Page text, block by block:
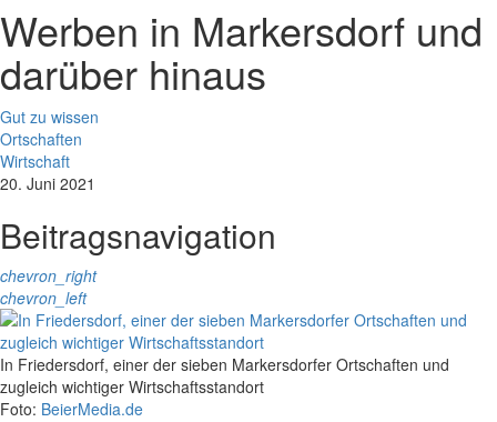
Werben in Markersdorf und
darüber hinaus
Gut zu wissen
Ortschaften
Wirtschaft
20. Juni 2021
Beitragsnavigation
chevron_right
chevron_left
In Friedersdorf, einer der sieben Markersdorfer Ortschaften und
zugleich wichtiger Wirtschaftsstandort
Foto: BeierMedia.de